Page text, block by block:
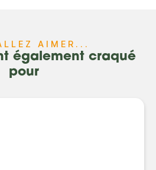
AIMER...
également craqué
pour